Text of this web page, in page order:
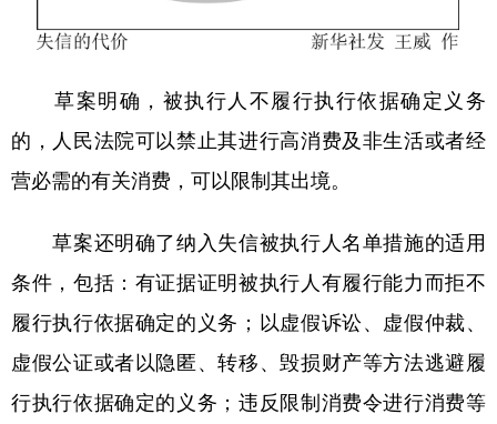
草案明确，被执行人不履行执行依据确定义务
的，人民法院可以禁止其进行高消费及非生活或者经
营必需的有关消费，可以限制其出境。
草案还明确了纳入失信被执行人名单措施的适用
条件，包括：有证据证明被执行人有履行能力而拒不
履行执行依据确定的义务；以虚假诉讼、虚假仲裁、
虚假公证或者以隐匿、转移、毁损财产等方法逃避履
行执行依据确定的义务；违反限制消费令进行消费等